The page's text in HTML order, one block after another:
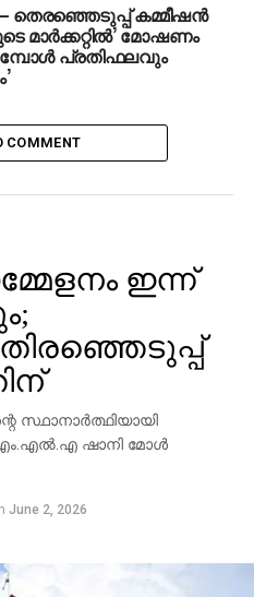
– തെരഞ്ഞെടുപ്പ് കമ്മീഷന്‍
മാര്‍ക്കറ്റില്‍’ മോഷണം
പ്രതിഫലവും
COMMENT
ഇന്ന്
സ്ഥാനാര്‍ത്ഥിയായി
ഷാനി മോള്‍
June 2, 2026